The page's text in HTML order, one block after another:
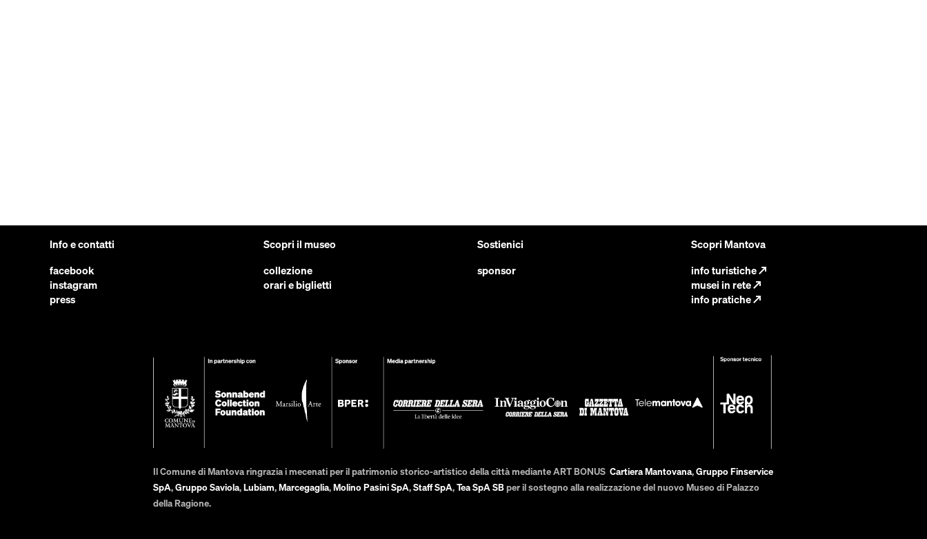
Info e contatti
facebook
instagram
press
Scopri il museo
collezione
orari e biglietti
Sostienici
sponsor
Scopri Mantova
info turistiche↗
musei in rete↗
info pratiche↗
Il Comune di Mantova ringrazia i mecenati per il patrimonio storico-artistico della città mediante ART BONUS Cartiera Mantovana,Gruppo Finservice
SpA,Gruppo Saviola,Lubiam,Marcegaglia,Molino Pasini SpA,Staff SpA,Tea SpA SBper il sostegno alla realizzazione del nuovo Museo di Palazzo
della Ragione.